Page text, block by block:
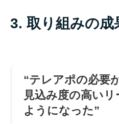
3. 取り組みの成
“テレアポの必要
見込み度の高い
ようになった”